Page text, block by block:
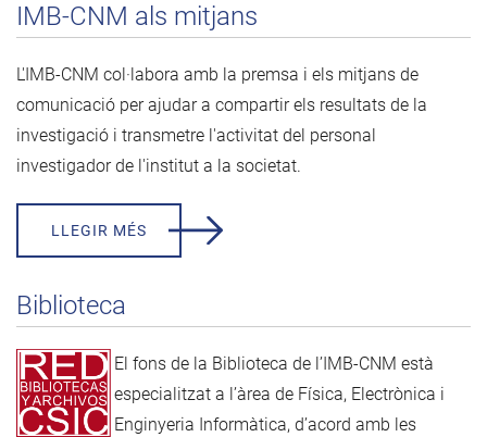
IMB-CNM als mitjans
L'IMB-CNM col·labora amb la premsa i els mitjans de
comunicació per ajudar a compartir els resultats de la
investigació i transmetre l'activitat del personal
investigador de l'institut a la societat.
LLEGIR MÉS
Biblioteca
El fons de la Biblioteca de l’IMB-CNM està
especialitzat a l’àrea de Física, Electrònica i
Enginyeria Informàtica, d’acord amb les